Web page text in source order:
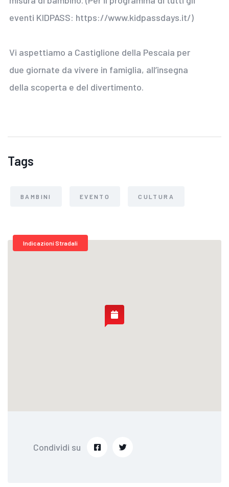
eventi KIDPASS: https://www.kidpassdays.it/)
Vi aspettiamo a Castiglione della Pescaia per
due giornate da vivere in famiglia, all’insegna
della scoperta e del divertimento.
Tags
BAMBINI EVENTO CULTURA
Indicazioni Stradali
Condividi su